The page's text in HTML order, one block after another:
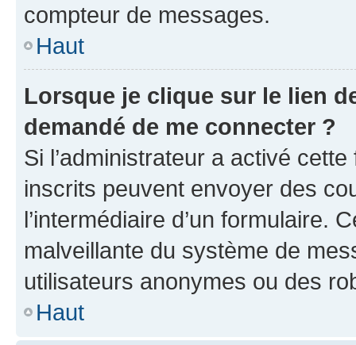
compteur de messages.
Haut
Lorsque je clique sur le lien
demandé de me connecter ?
Si l’administrateur a activé
inscrits peuvent envoyer des
l’intermédiaire d’un formulaire.
malveillante du système de
utilisateurs anonymes ou des
Haut